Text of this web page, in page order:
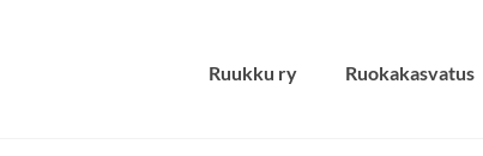
Ruukku ry Ruokakasvatus